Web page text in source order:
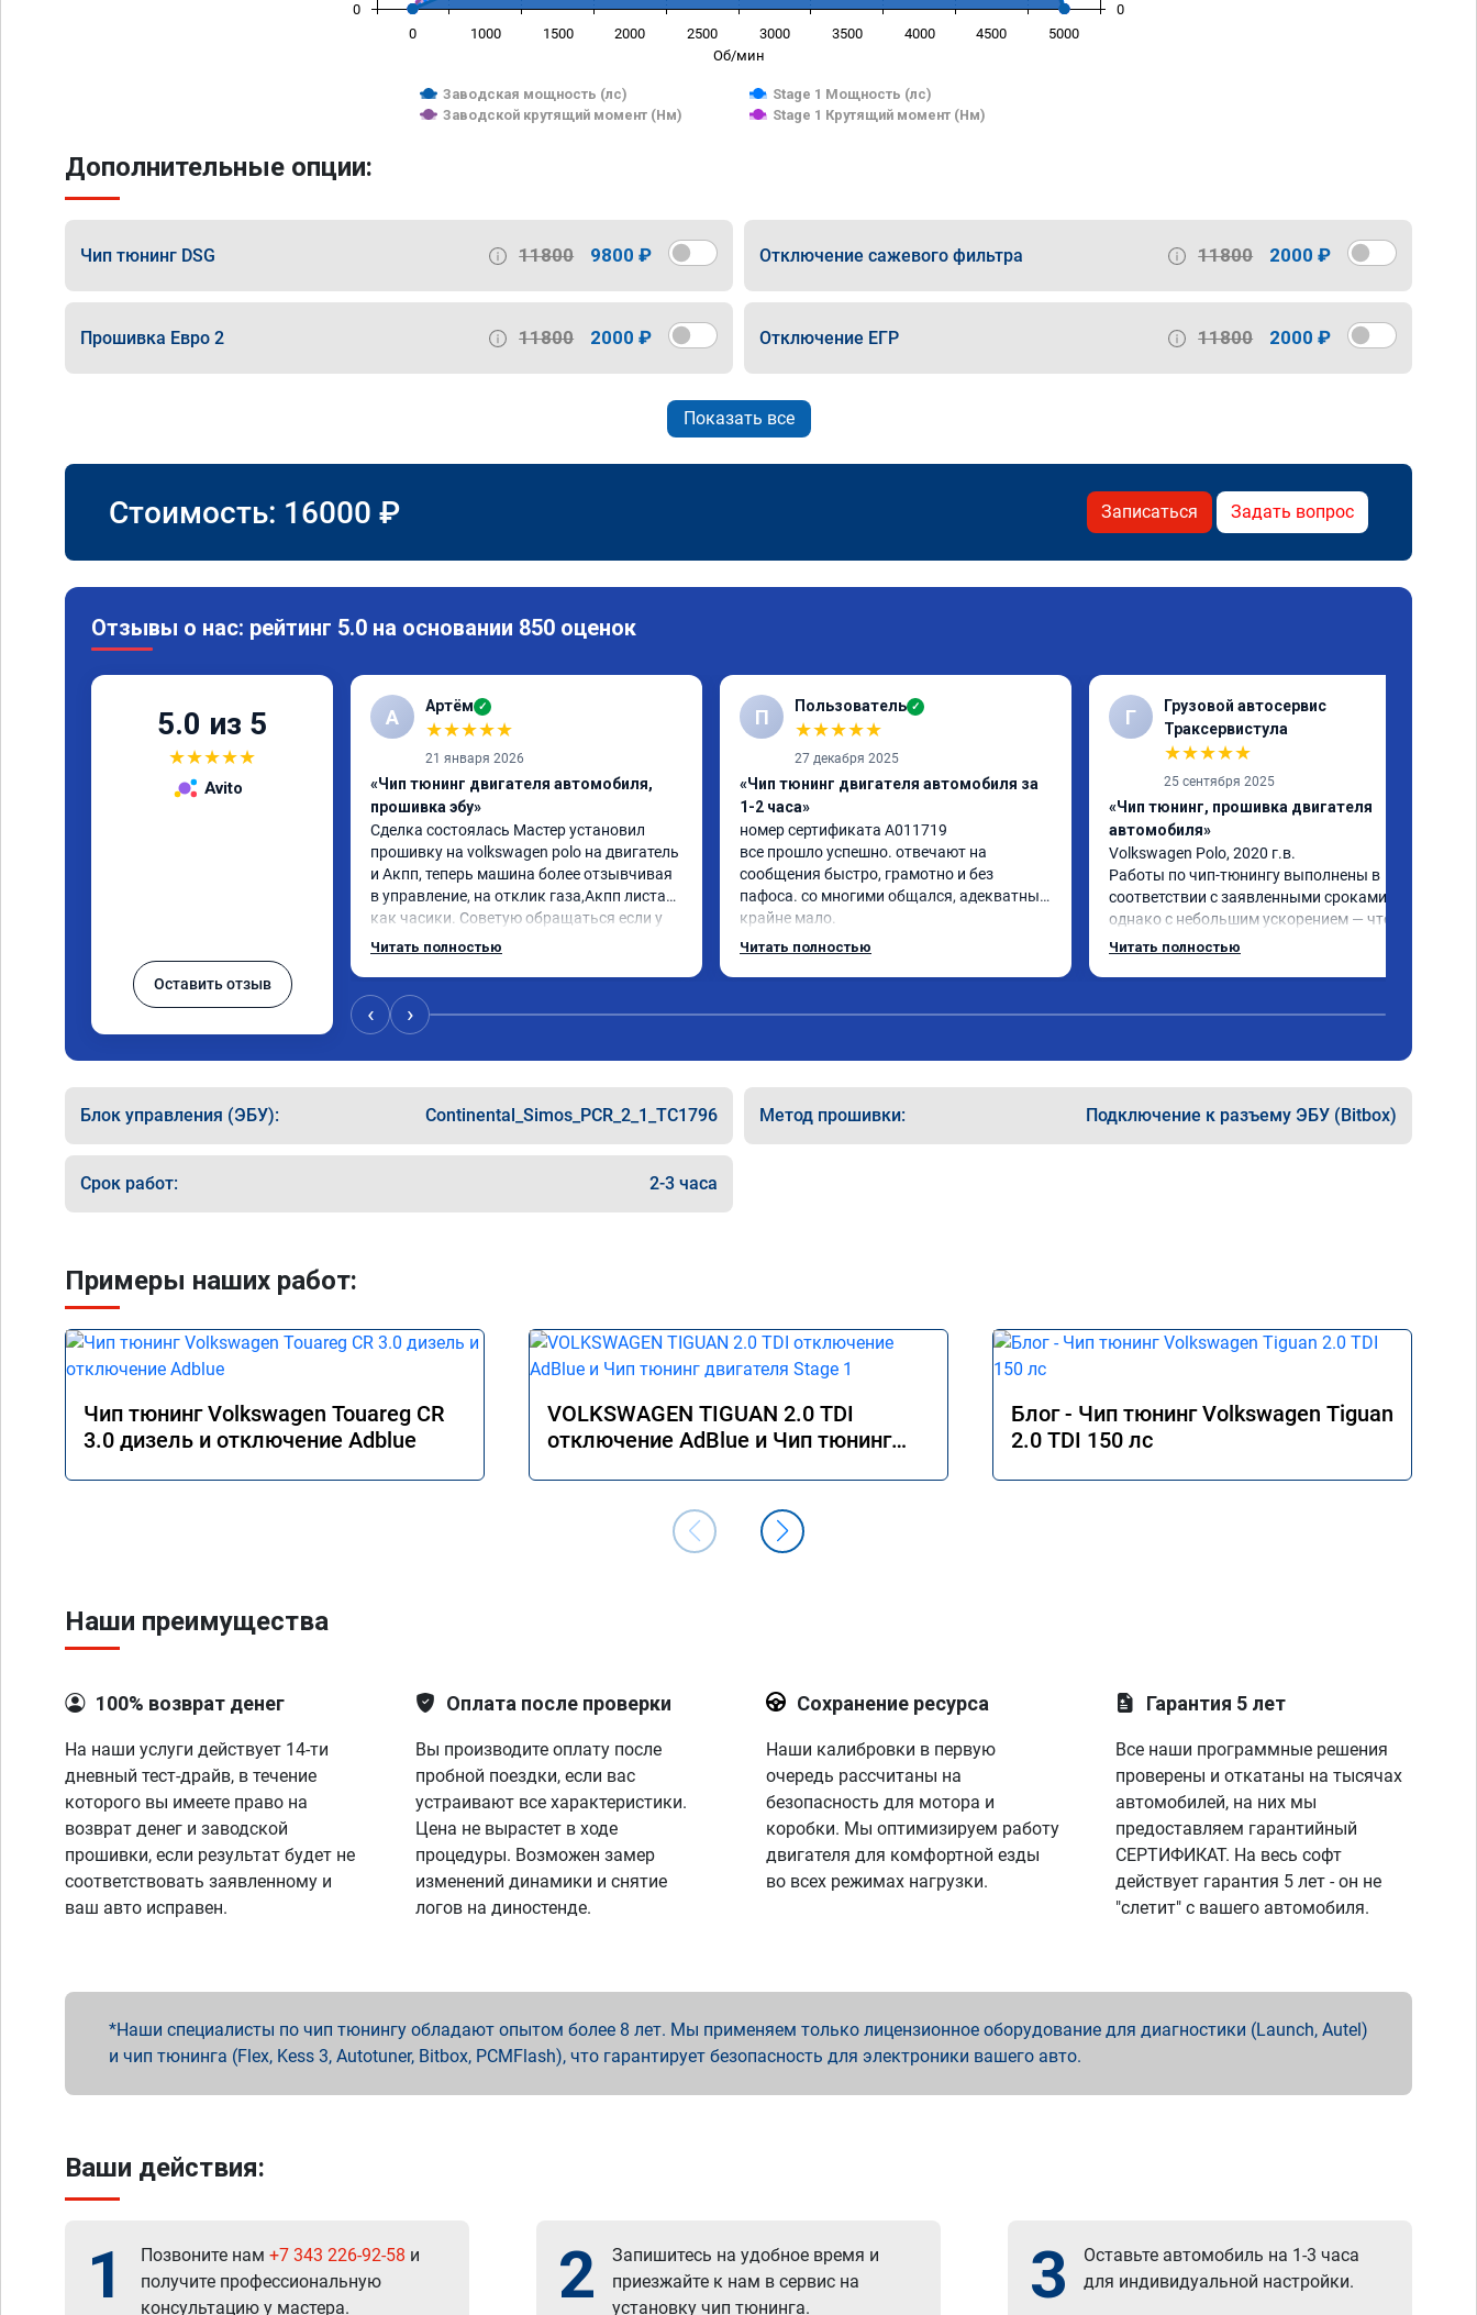
Об/мин
Заводская мощность (лс)
Stage 1 Мощность (лс)
Заводской крутящий момент (Нм)
Stage 1 Крутящий момент (Нм)
0 1000 1500 2000 2500 3000 3500 4000 4500 5000
0 0
Дополнительные опции:
Чип тюнинг DSG 11800 9800 ₽ Отключение сажевого фильтра 11800 2000 ₽
Прошивка Евро 2 11800 2000 ₽ Отключение ЕГР 11800 2000 ₽
Показать все
Стоимость: 16000 ₽ Записаться Задать вопрос
Отзывы о нас: рейтинг 5.0 на основании 850 оценок
5.0 из 5
★★★★★
Avito
Оставить отзыв
А Артём ✓
★★★★★
21 января 2026
«Чип тюнинг двигателя автомобиля,
прошивка эбу»
Сделка состоялась Мастер установил
прошивку на volkswagen polo на двигатель
и Акпп, теперь машина более отзывчивая
в управление, на отклик газа,Акпп листает
как часики. Советую обращаться если у
вас возникли проблемы с автомобилем
Читать полностью
П Пользователь ✓
★★★★★
27 декабря 2025
«Чип тюнинг двигателя автомобиля за
1-2 часа»
номер сертификата A011719
все прошло успешно. отвечают на
сообщения быстро, грамотно и без
пафоса. со многими общался, адекватных
крайне мало.
ребята ответили на все вопросы, все
цена была адекватная, в общем
однозначно рекомендую.
Читать полностью
Г
Грузовой автосервис
Траксервистула
★★★★★
25 сентября 2025
«Чип тюнинг, прошивка двигателя
автомобиля»
Volkswagen Polo, 2020 г.в.
Работы по чип-тюнингу выполнены в
соответствии с заявленными сроками,
однако с небольшим ускорением — что
является положительным моментом!
Читать полностью
‹ ›
Блок управления (ЭБУ): Continental_Simos_PCR_2_1_TC1796 Метод прошивки: Подключение к разъему ЭБУ (Bitbox)
Срок работ: 2-3 часа
Примеры наших работ:
Чип тюнинг Volkswagen Touareg CR
3.0 дизель и отключение Adblue
VOLKSWAGEN TIGUAN 2.0 TDI
отключение AdBlue и Чип тюнинг
Блог - Чип тюнинг Volkswagen Tiguan
2.0 TDI 150 лс
Наши преимущества
100% возврат денег
На наши услуги действует 14-ти
дневный тест-драйв, в течение
которого вы имеете право на
возврат денег и заводской
прошивки, если результат будет не
соответствовать заявленному и
ваш авто исправен.
Оплата после проверки
Вы производите оплату после
пробной поездки, если вас
устраивают все характеристики.
Цена не вырастет в ходе
процедуры. Возможен замер
изменений динамики и снятие
логов на диностенде.
Сохранение ресурса
Наши калибровки в первую
очередь рассчитаны на
безопасность для мотора и
коробки. Мы оптимизируем работу
двигателя для комфортной езды
во всех режимах нагрузки.
Гарантия 5 лет
Все наши программные решения
проверены и откатаны на тысячах
автомобилей, на них мы
предоставляем гарантийный
СЕРТИФИКАТ. На весь софт
действует гарантия 5 лет - он не
"слетит" с вашего автомобиля.
Наши специалисты по чип тюнингу обладают опытом более 8 лет. Мы применяем только лицензионное оборудование для диагностики (Launch, Autel)
и чип тюнинга (Flex, Kess 3, Autotuner, Bitbox, PCMFlash), что гарантирует безопасность для электроники вашего авто.
Ваши действия:
1 Позвоните нам +7 343 226-92-58 и
получите профессиональную
консультацию у мастера.
2
Запишитесь на удобное время и
приезжайте к нам в сервис на
установку чип тюнинга.
3
Оставьте автомобиль на 1-3 часа
для индивидуальной настройки.